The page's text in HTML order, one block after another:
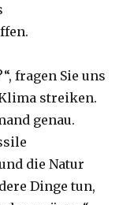
fragen Sie uns
streiken.
genau.
die Natur
Dinge tun,